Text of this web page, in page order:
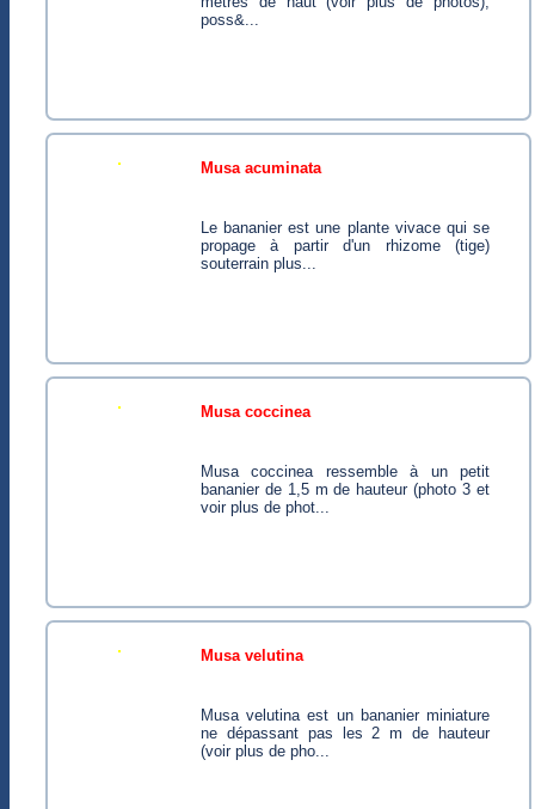
poss&...
musa acuminata
Le bananier est une plante vivace qui se
propage à partir d'un rhizome (tige)
souterrain plus...
musa coccinea
Musa coccinea ressemble à un petit
bananier de 1,5 m de hauteur (photo 3 et
voir plus de phot...
musa velutina
Musa velutina est un bananier miniature
ne dépassant pas les 2 m de hauteur
(voir plus de pho...